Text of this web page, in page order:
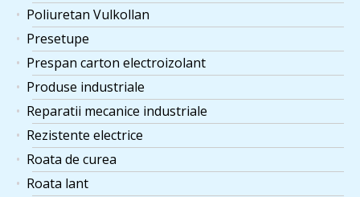
Poliuretan Vulkollan
Presetupe
Prespan carton electroizolant
Produse industriale
Reparatii mecanice industriale
Rezistente electrice
Roata de curea
Roata lant